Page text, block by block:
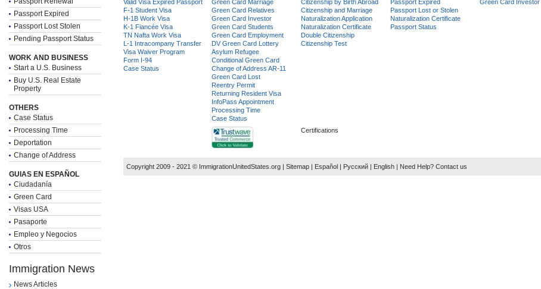
Passport Expired
Passport Lost Stolen
Pending Passport Status
WORK AND BUSINESS
Start a U.S. Business
Buy U.S. Real Estate
Property
OTHERS
Case Status
Processing Time
Deportation
Change of Address
GUIAS EN ESPAÑOL
Ciudadanía
Green Card
Visas USA
Pasaporte
Empleo y Negocios
Otros
Immigration News
News Articles
Valid Visa Expired Passport
F-1 Student Visa
H-1B Work Visa
K-1 Fiancée Visa
TN Nafta Work Visa
L-1 Intracompany Transfer
Visa Waiver Program
Form I-94
Case Status
Green Card Marriage
Green Card Relatives
Green Card Investor
Green Card Students
Green Card Employment
DV Green Card Lottery
Asylum Refugee
Conditional Green Card
Change of Address AR-11
Green Card Lost
Reentry Permit
Returning Resident Visa
InfoPass Appointment
Processing Time
Case Status
Citizenship by Birth Abroad
Citizenship and Marriage
Naturalization Application
Naturalization Certificate
Double Citizenship
Citizenship Test
Passport Expired
Passport Lost or Stolen
Naturalization Certificate
Passport Status
Green Card Investor
Certifications
Copyright 2009 - 2021 © ImmigrationUnitedStates.org | Sitemap | Español | Русский | English | Need Help? Contact us